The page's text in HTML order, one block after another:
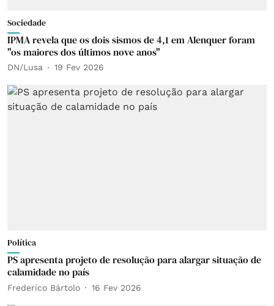
Sociedade
IPMA revela que os dois sismos de 4,1 em Alenquer foram
"os maiores dos últimos nove anos"
DN/Lusa 19 Fev 2026
Política
PS apresenta projeto de resolução para alargar situação de
calamidade no país
Frederico Bártolo 16 Fev 2026